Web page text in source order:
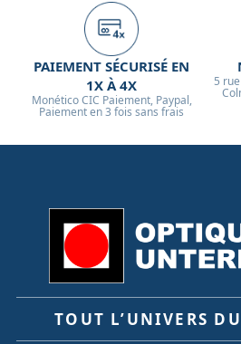
PAIEMENT SÉCURISÉ EN
1X À 4X
Monético CIC Paiement, Paypal,
Paiement en 3 fois sans frais
5
TOUT L’UNIVERS